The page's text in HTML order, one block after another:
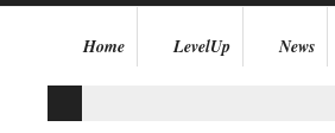
Home LevelUp News